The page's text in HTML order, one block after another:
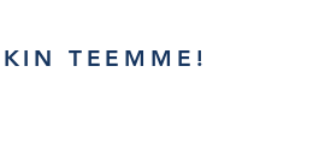
TEEMME!